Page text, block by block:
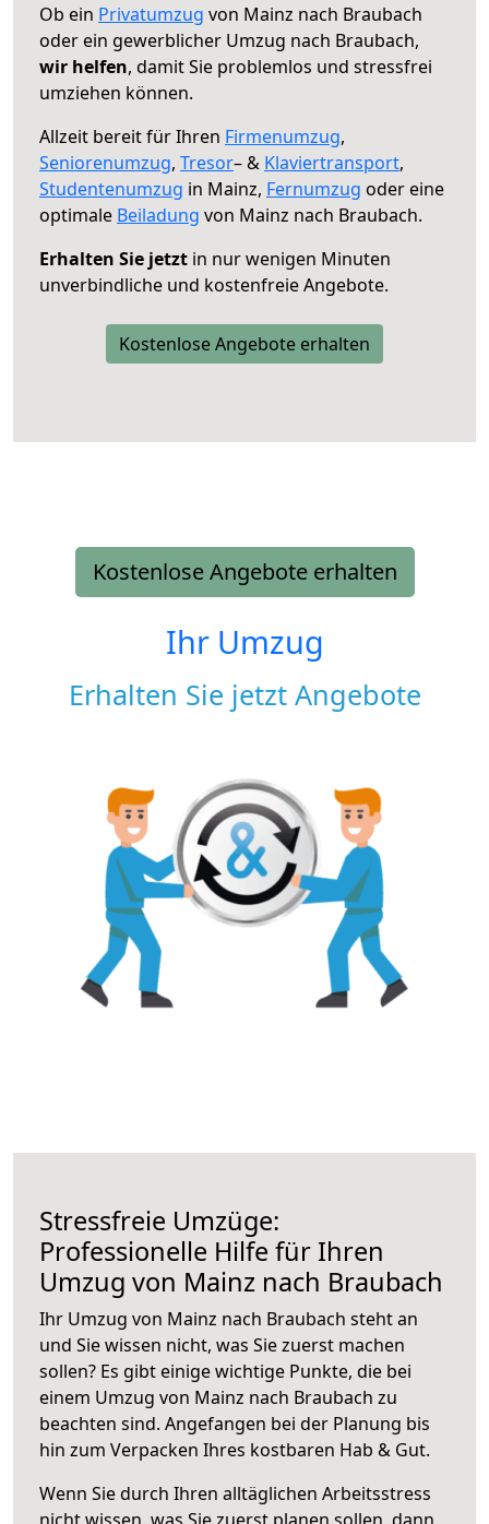
Ob ein Privatumzug von Mainz nach Braubach
oder ein gewerblicher Umzug nach Braubach,
wir helfen, damit Sie problemlos und stressfrei
umziehen können.
Allzeit bereit für Ihren Firmenumzug,
Seniorenumzug, Tresor– & Klaviertransport,
Studentenumzug in Mainz, Fernumzug oder eine
optimale Beiladung von Mainz nach Braubach.
Erhalten Sie jetzt in nur wenigen Minuten
unverbindliche und kostenfreie Angebote.
Kostenlose Angebote erhalten
Kostenlose Angebote erhalten
Ihr Umzug
Erhalten Sie jetzt Angebote
Stressfreie Umzüge:
Professionelle Hilfe für Ihren
Umzug von Mainz nach Braubach
Ihr Umzug von Mainz nach Braubach steht an
und Sie wissen nicht, was Sie zuerst machen
sollen? Es gibt einige wichtige Punkte, die bei
einem Umzug von Mainz nach Braubach zu
beachten sind. Angefangen bei der Planung bis
hin zum Verpacken Ihres kostbaren Hab & Gut.
Wenn Sie durch Ihren alltäglichen Arbeitsstress